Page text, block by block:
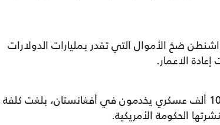
ضخ الأموال التي تقدر بمليارات الدولارات
الاعمار.
فبين عامي 2010 و2012، عندما كان للأمريكيين نحو 100 ألف عسكري يخدمون في أفغانستان، بلغت كلفة